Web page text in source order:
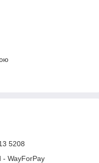
5208
- WayForPay